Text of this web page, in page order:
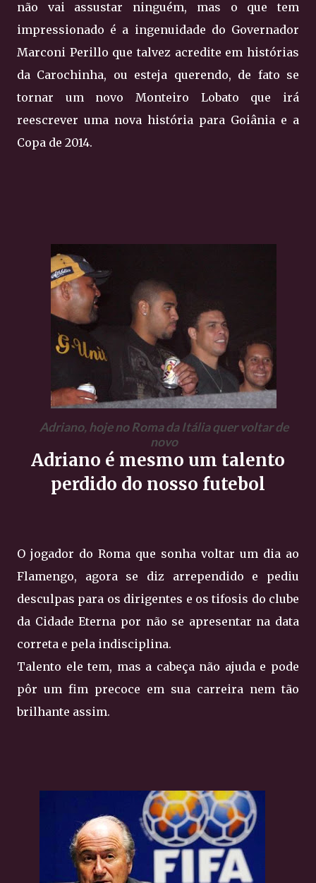
não vai assustar ninguém, mas o que tem
impressionado é a ingenuidade do Governador
Marconi Perillo que talvez acredite em histórias
da Carochinha, ou esteja querendo, de fato se
tornar um novo Monteiro Lobato que irá
reescrever uma nova história para Goiânia e a
Copa de 2014.
Adriano, hoje no Roma da Itália quer voltar de
novo
Adriano é mesmo um talento
perdido do nosso futebol
O jogador do Roma que sonha voltar um dia ao
Flamengo, agora se diz arrependido e pediu
desculpas para os dirigentes e os tifosis do clube
da Cidade Eterna por não se apresentar na data
correta e pela indisciplina.
Talento ele tem, mas a cabeça não ajuda e pode
pôr um fim precoce em sua carreira nem tão
brilhante assim.